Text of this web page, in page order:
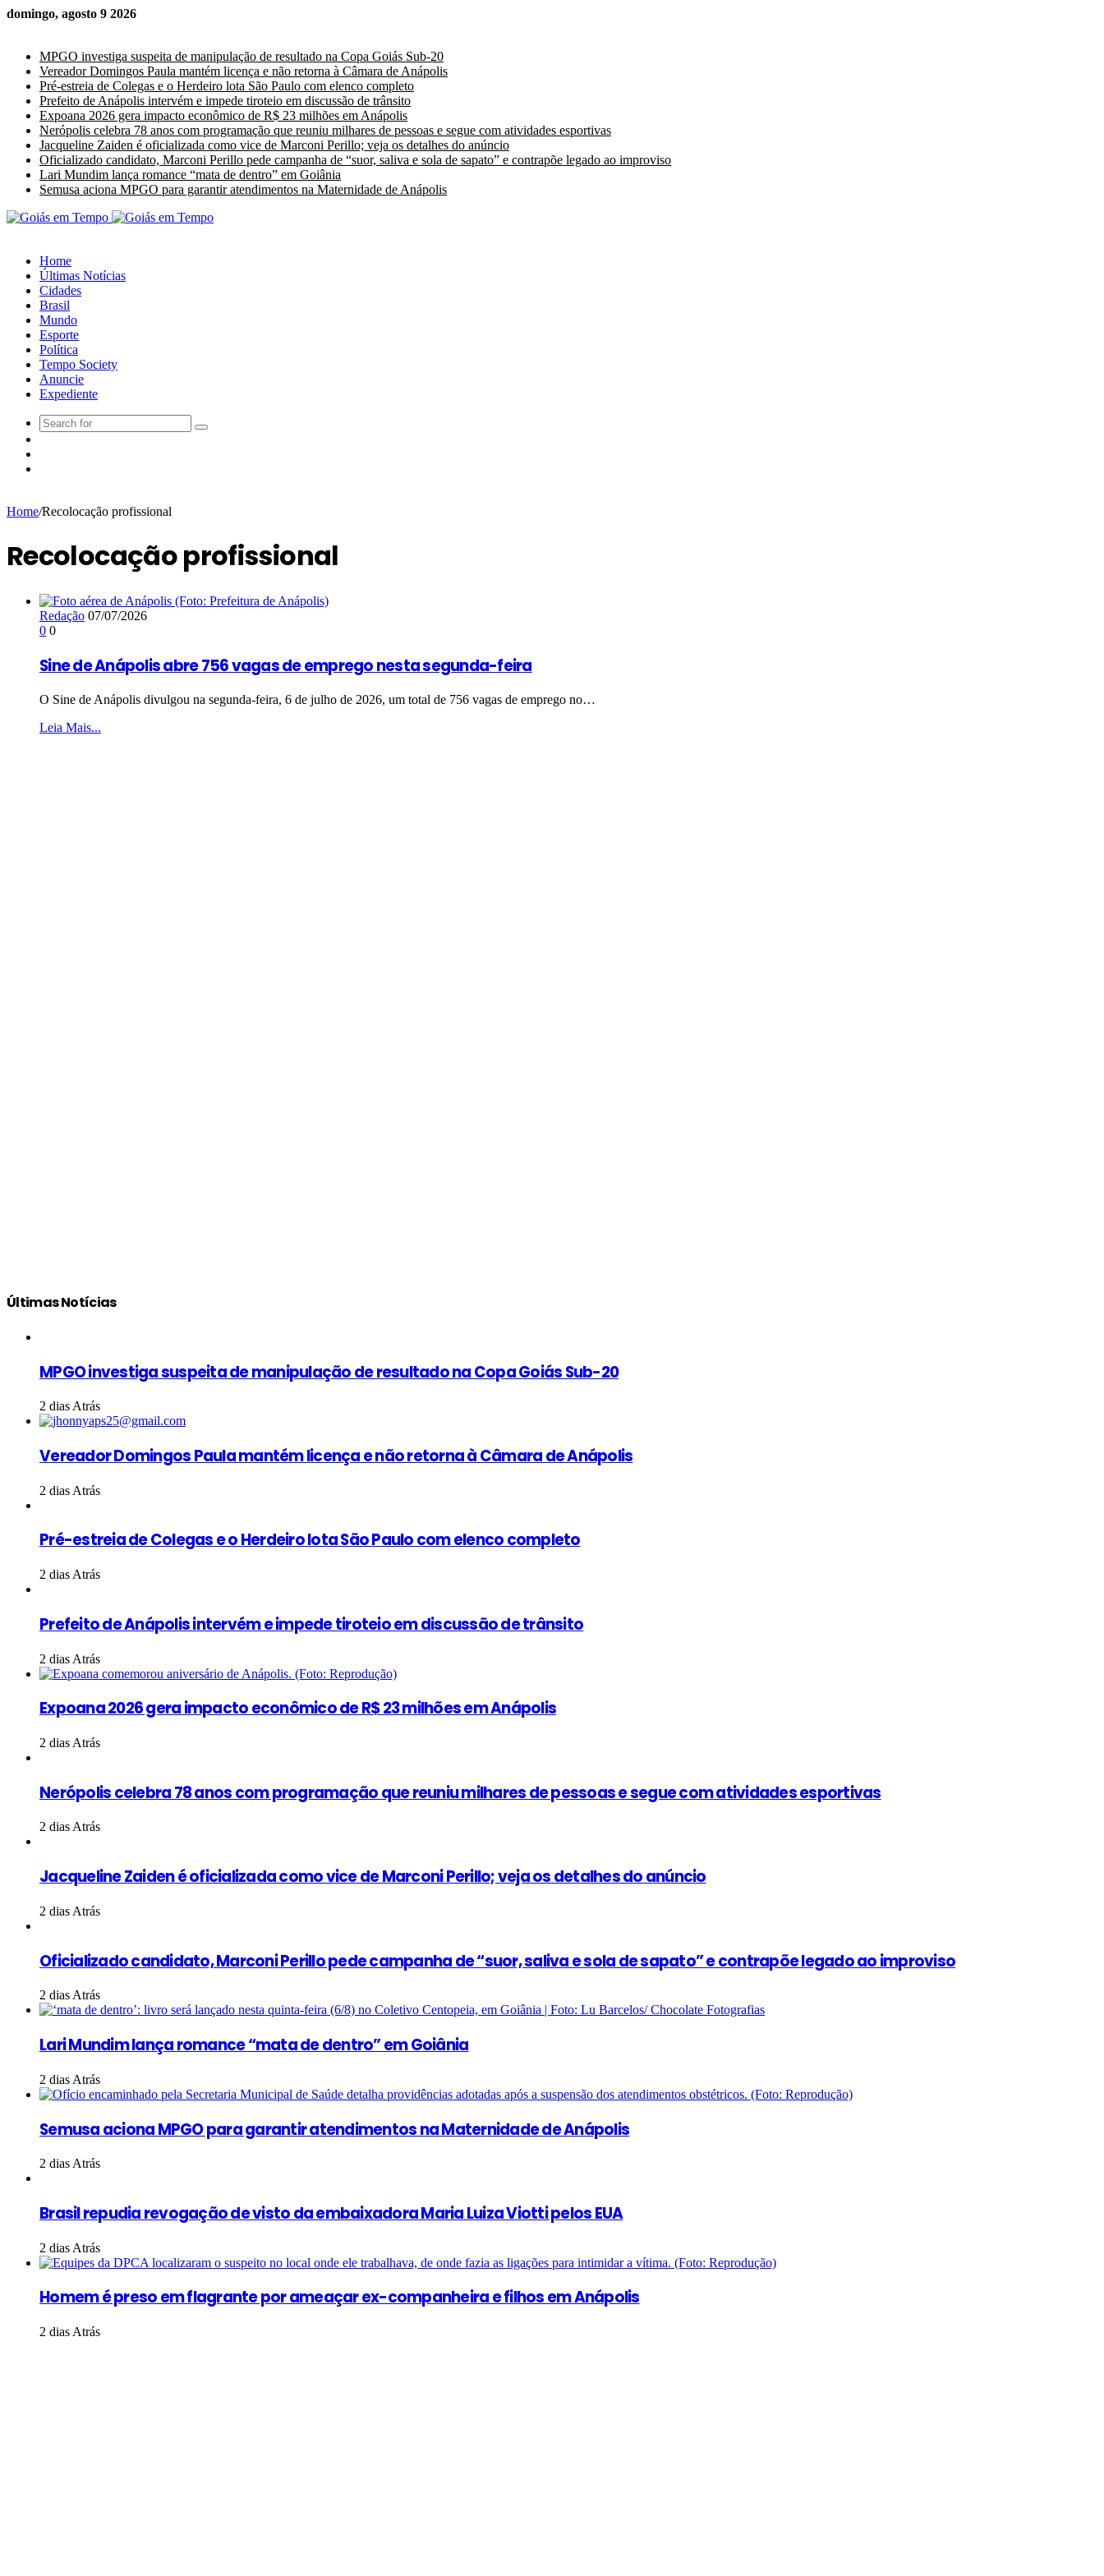
domingo, agosto 9 2026
MPGO investiga suspeita de manipulação de resultado na Copa Goiás Sub-20
Vereador Domingos Paula mantém licença e não retorna à Câmara de Anápolis
Pré-estreia de Colegas e o Herdeiro lota São Paulo com elenco completo
Prefeito de Anápolis intervém e impede tiroteio em discussão de trânsito
Expoana 2026 gera impacto econômico de R$ 23 milhões em Anápolis
Nerópolis celebra 78 anos com programação que reuniu milhares de pessoas e segue com atividades esportivas
Jacqueline Zaiden é oficializada como vice de Marconi Perillo; veja os detalhes do anúncio
Oficializado candidato, Marconi Perillo pede campanha de “suor, saliva e sola de sapato” e contrapõe legado ao improviso
Lari Mundim lança romance “mata de dentro” em Goiânia
Semusa aciona MPGO para garantir atendimentos na Maternidade de Anápolis
Home
Últimas Notícias
Cidades
Brasil
Mundo
Esporte
Política
Tempo Society
Anuncie
Expediente
Home/Recolocação profissional
Recolocação profissional
Redação 07/07/2026
0 0
Sine de Anápolis abre 756 vagas de emprego nesta segunda-feira
O Sine de Anápolis divulgou na segunda-feira, 6 de julho de 2026, um total de 756 vagas de emprego no…
Leia Mais...
Últimas Notícias
MPGO investiga suspeita de manipulação de resultado na Copa Goiás Sub-20
2 dias Atrás
Vereador Domingos Paula mantém licença e não retorna à Câmara de Anápolis
2 dias Atrás
Pré-estreia de Colegas e o Herdeiro lota São Paulo com elenco completo
2 dias Atrás
Prefeito de Anápolis intervém e impede tiroteio em discussão de trânsito
2 dias Atrás
Expoana 2026 gera impacto econômico de R$ 23 milhões em Anápolis
2 dias Atrás
Nerópolis celebra 78 anos com programação que reuniu milhares de pessoas e segue com atividades esportivas
2 dias Atrás
Jacqueline Zaiden é oficializada como vice de Marconi Perillo; veja os detalhes do anúncio
2 dias Atrás
Oficializado candidato, Marconi Perillo pede campanha de “suor, saliva e sola de sapato” e contrapõe legado ao improviso
2 dias Atrás
Lari Mundim lança romance “mata de dentro” em Goiânia
2 dias Atrás
Semusa aciona MPGO para garantir atendimentos na Maternidade de Anápolis
2 dias Atrás
Brasil repudia revogação de visto da embaixadora Maria Luiza Viotti pelos EUA
2 dias Atrás
Homem é preso em flagrante por ameaçar ex-companheira e filhos em Anápolis
2 dias Atrás